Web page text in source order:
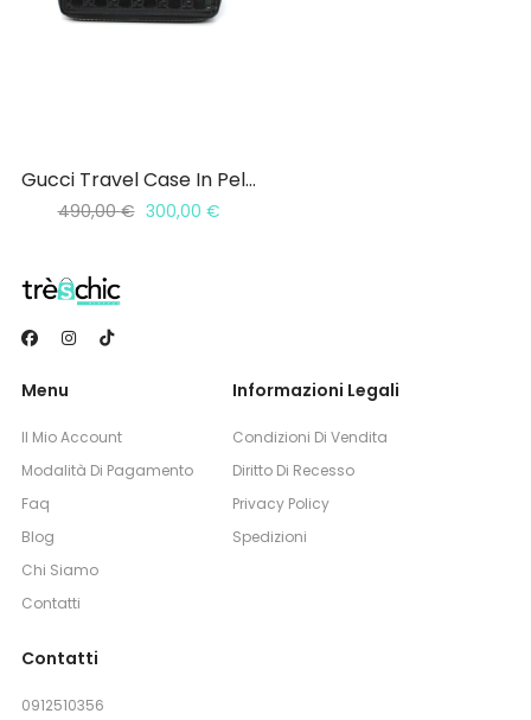
Gucci Travel Case In Pelle Guccissima
490,00€ 300,00 €
Menu
Il Mio Account
Modalità Di Pagamento
Faq
Blog
Chi Siamo
Contatti
Informazioni Legali
Condizioni Di Vendita
Diritto Di Recesso
Privacy Policy
Spedizioni
Contatti
0912510356